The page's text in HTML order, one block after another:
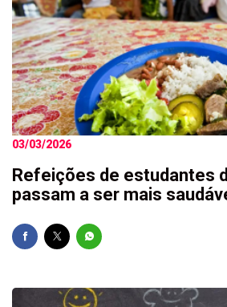
03/03/2026
Refeições de estudantes
passam a ser mais